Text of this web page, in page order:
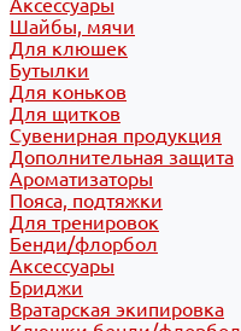
Аксессуары
Шайбы, мячи
Для клюшек
Бутылки
Для коньков
Для щитков
Сувенирная продукция
Дополнительная защита
Ароматизаторы
Пояса, подтяжки
Для тренировок
Бенди/флорбол
Аксессуары
Бриджи
Вратарская экипировка